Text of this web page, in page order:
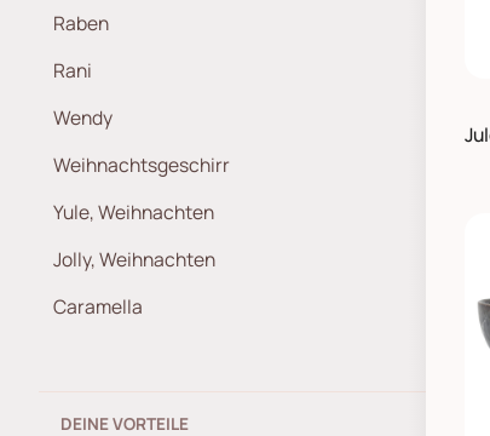
Raben
Rani
Wendy
Weihnachtsgeschirr
Yule, Weihnachten
Jolly, Weihnachten
Caramella
DEINE VORTEILE